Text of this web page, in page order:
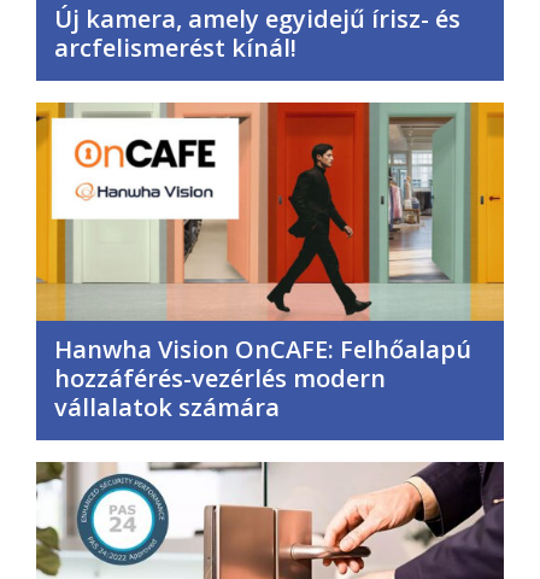
Új kamera, amely egyidejű írisz- és
arcfelismerést kínál!
Hanwha Vision OnCAFE: Felhőalapú
hozzáférés-vezérlés modern
vállalatok számára